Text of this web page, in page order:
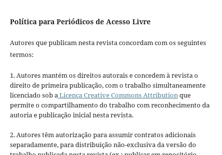
Política para Periódicos de Acesso Livre
Autores que publicam nesta revista concordam com os seguintes
termos:
1. Autores mantém os direitos autorais e concedem à revista o
direito de primeira publicação, com o trabalho simultaneamente
licenciado sob aLicença Creative Commons Attributionque
permite o compartilhamento do trabalho com reconhecimento da
autoria e publicação inicial nesta revista.
2. Autores têm autorização para assumir contratos adicionais
separadamente, para distribuição não-exclusiva da versão do